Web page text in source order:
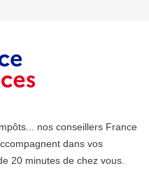
nos conseillers France
dans vos
20 minutes de chez vous.